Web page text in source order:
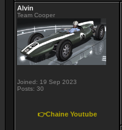
Alvin
Team Cooper
Joined: 19 Sep 2023
Posts: 30
👉Chaine Youtube